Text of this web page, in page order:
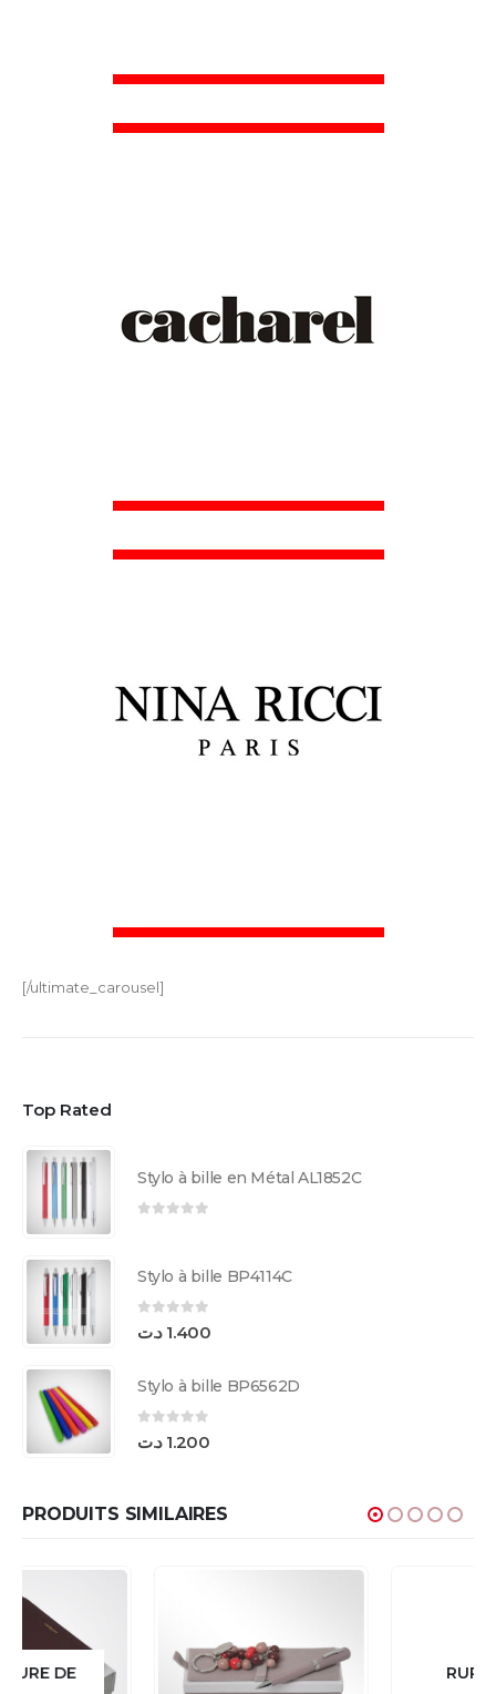
[/ultimate_carousel]
Top Rated
Stylo à bille en Métal AL1852C
Stylo à bille BP4114C
sur 51.400 د.ت
Stylo à bille BP6562D
sur 51.200 د.ت
PRODUITS SIMILAIRES
RUPTURE DE